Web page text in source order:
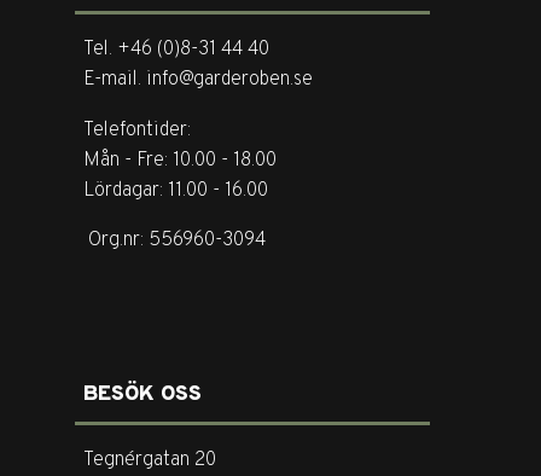
Tel. +46 (0)8-31 44 40
E-mail. info@garderoben.se
Telefontider:
Mån - Fre: 10.00 - 18.00
Lördagar: 11.00 - 16.00
Org.nr: 556960-3094
BESÖK OSS
Tegnérgatan 20